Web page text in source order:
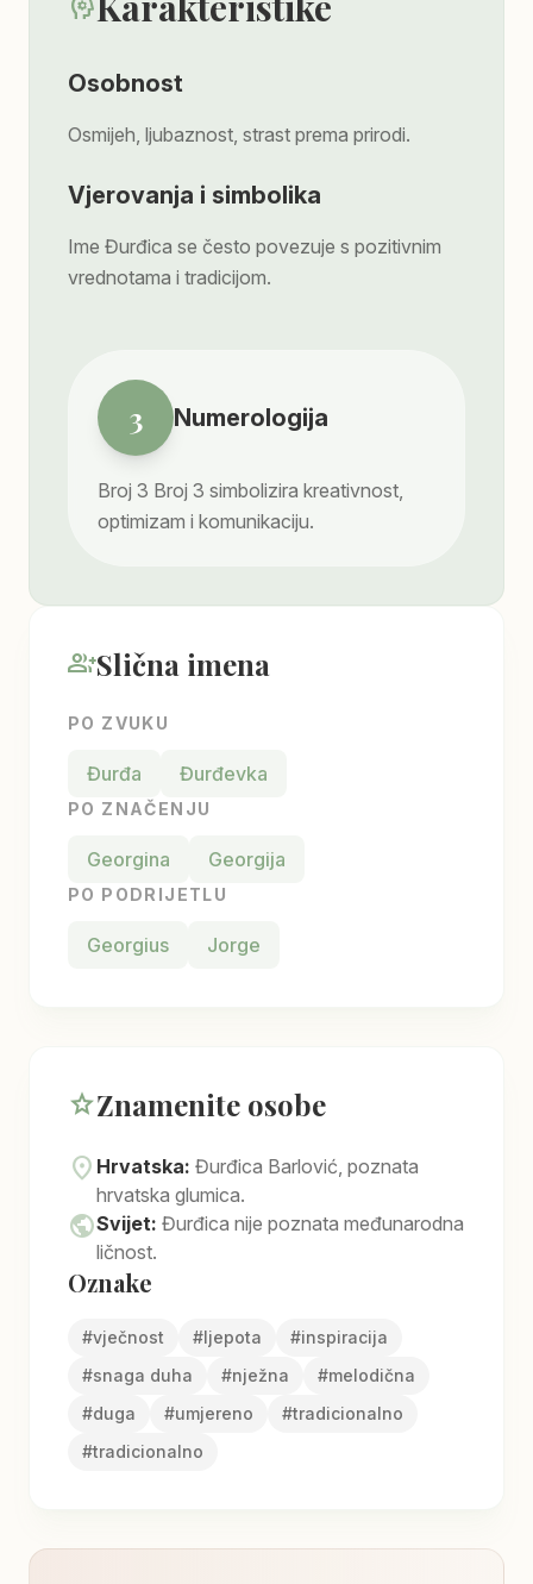
psychology
Osobnost
Osmijeh, ljubaznost, strast prema prirodi.
Vjerovanja i simbolika
Ime Đurđica se često povezuje s pozitivnim
vrednotama i tradicijom.
3 Numerologija
Broj 3 Broj 3 simbolizira kreativnost,
optimizam i komunikaciju.
group_addSlična imena
PO ZVUKU
Đurđa Đurđevka
PO ZNAČENJU
Georgina Georgija
PO PODRIJETLU
Georgius Jorge
starZnamenite osobe
location_on Hrvatska: Đurđica Barlović, poznata
hrvatska glumica.
publicSvijet: Đurđica nije poznata međunarodna
ličnost.
Oznake
#vječnost #ljepota #inspiracija
#snaga duha #nježna #melodična
#duga #umjereno #tradicionalno
#tradicionalno